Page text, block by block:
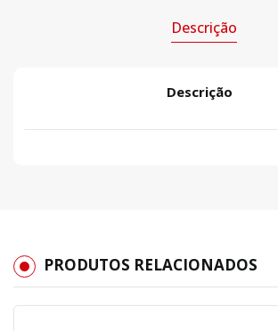
Descrição
Descrição
PRODUTOS RELACIONADOS